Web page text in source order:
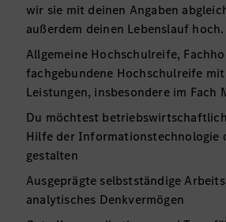
wir sie mit deinen Angaben
außerdem deinen Lebenslauf hoch.
Allgemeine Hochschulreife,
fachgebundene Hochschulreife
Leistungen, insbesondere im Fach
Du möchtest
Hilfe der Informationstechnologie
gestalten
Ausgeprägte selbstständige
analytisches Denkvermögen